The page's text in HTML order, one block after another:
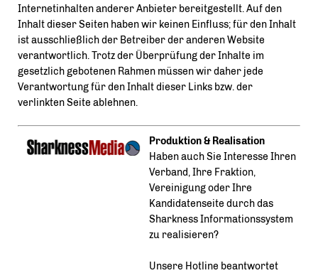
Internetinhalten anderer Anbieter bereitgestellt. Auf den
Inhalt dieser Seiten haben wir keinen Einfluss; für den Inhalt
ist ausschließlich der Betreiber der anderen Website
verantwortlich. Trotz der Überprüfung der Inhalte im
gesetzlich gebotenen Rahmen müssen wir daher jede
Verantwortung für den Inhalt dieser Links bzw. der
verlinkten Seite ablehnen.
Produktion & Realisation
Haben auch Sie Interesse Ihren
Verband, Ihre Fraktion,
Vereinigung oder Ihre
Kandidatenseite durch das
Sharkness Informationssystem
zu realisieren?
Unsere Hotline beantwortet